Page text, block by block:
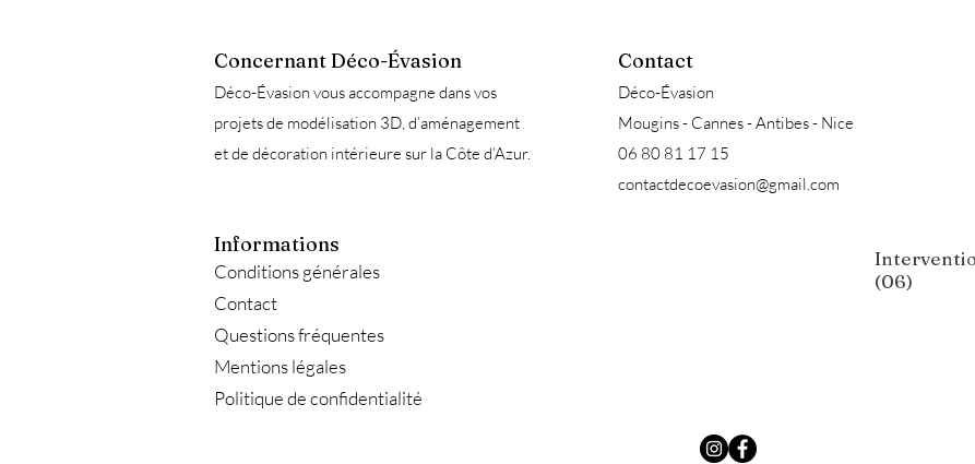
Concernant Déco-Évasion
Déco-Évasion vous accompagne dans vos
projets de modélisation 3D, d’aménagement
et de décoration intérieure sur la Côte d’Azur.
Informations
Conditions générales
Contact
Questions fréquentes
Mentions légales
Politique de confidentialité
Contact
Déco-Évasion
Mougins - Cannes - Antibes - Nice
06 80 81 17 15
contactdecoevasion@gmail.com
(06)